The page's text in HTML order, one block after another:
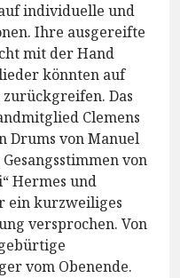
individuelle und
Ihre ausgereifte
mit der Hand
könnten auf
Das
Clemens
Drums von Manuel
von
Hermes und
ein kurzweiliges
versprochen. Von
vom Obenende.